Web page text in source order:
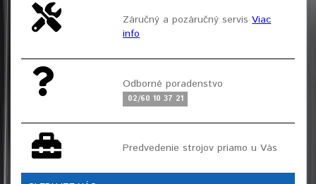
Záručný a pozáručný servisViac
info
Odborné poradenstvo
02/60 10 37 21
Predvedenie strojov priamo u Vás